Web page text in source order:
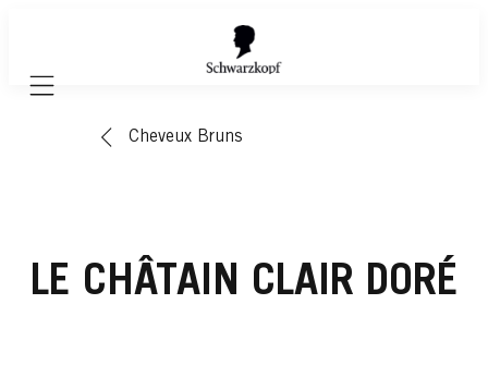
Mobile navigation
Cheveux Bruns
LE CHÂTAIN CLAIR DORÉ